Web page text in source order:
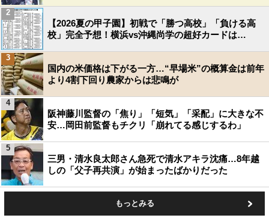
【2026夏の甲子園】初戦で「勝つ高校」「負ける高
校」完全予想！横浜vs沖縄尚学の超好カードは…
2
国内の米価格は下がる一方…“早場米”の概算金は前年
より4割下回り農家からは悲鳴が
3
阪神藤川監督の「焦り」「短気」「采配」に大きな不
安…岡田前監督もチクリ「崩れてる感じするわ」
4
三男・清水良太郎さん急死で清水アキラ沈痛…8年越
しの「父子再共演」が始まったばかりだった
5
もっとみる